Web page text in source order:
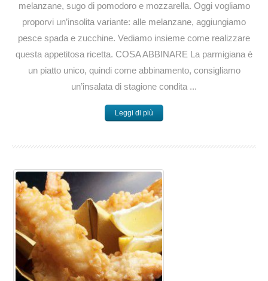
melanzane, sugo di pomodoro e mozzarella. Oggi vogliamo
proporvi un’insolita variante: alle melanzane, aggiungiamo
pesce spada e zucchine. Vediamo insieme come realizzare
questa appetitosa ricetta. COSA ABBINARE La parmigiana è
un piatto unico, quindi come abbinamento, consigliamo
un’insalata di stagione condita ...
Leggi di più